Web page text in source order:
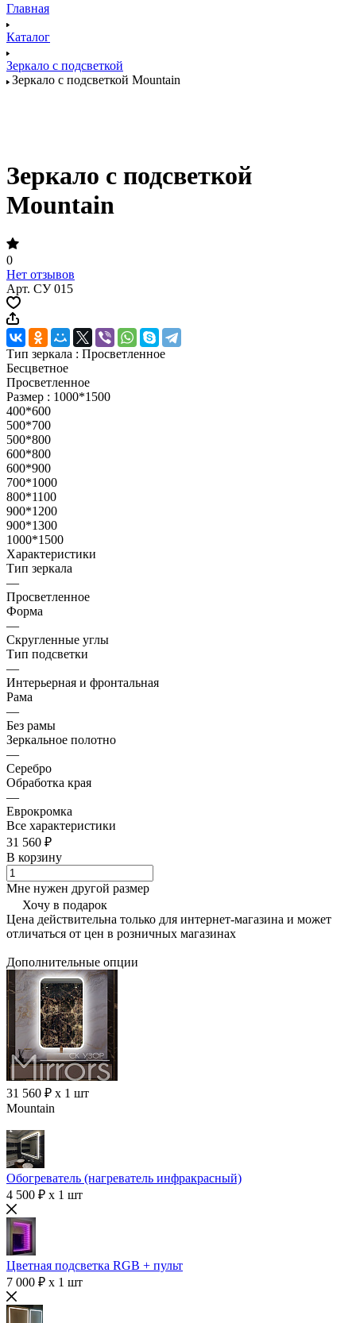
Главная
Каталог
Зеркало с подсветкой
Зеркало с подсветкой Mountain
Зеркало с подсветкой
Mountain
0
Нет отзывов
Арт. СУ 015
Тип зеркала : Просветленное
Бесцветное
Просветленное
Размер : 1000*1500
400*600
500*700
500*800
600*800
600*900
700*1000
800*1100
900*1200
900*1300
1000*1500
Характеристики
Тип зеркала
—
Просветленное
Форма
—
Скругленные углы
Тип подсветки
—
Интерьерная и фронтальная
Рама
—
Без рамы
Зеркальное полотно
—
Серебро
Обработка края
—
Еврокромка
Все характеристики
31 560 ₽
В корзину
Мне нужен другой размер
Хочу в подарок
Цена действительна только для интернет-магазина и может
отличаться от цен в розничных магазинах
Дополнительные опции
31 560 ₽ x 1 шт
Mountain
Обогреватель (нагреватель инфракрасный)
4 500 ₽ x 1 шт
Цветная подсветка RGB + пульт
7 000 ₽ x 1 шт